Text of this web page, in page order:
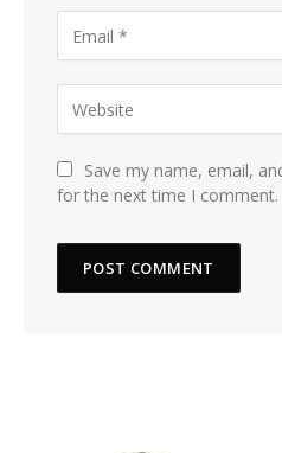
Save my name, email,
for the next time I comment.